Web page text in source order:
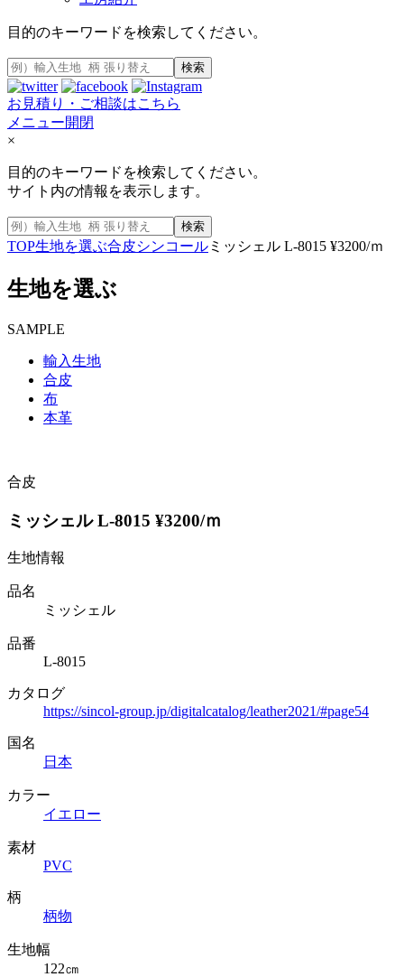
目的のキーワードを検索してください。
検索
お見積り・ご相談はこちら
メニュー開閉
×
目的のキーワードを検索してください。
サイト内の情報を表示します。
検索
TOP生地を選ぶ合皮シンコール ミッシェル L-8015 ¥3200/ｍ
生地を選ぶ
SAMPLE
輸入生地
合皮
布
本革
合皮
ミッシェル L-8015 ¥3200/ｍ
生地情報
品名
ミッシェル
品番
L-8015
カタログ
https://sincol-group.jp/digitalcatalog/leather2021/#page54
国名
日本
カラー
イエロー
素材
PVC
柄
柄物
生地幅
122㎝